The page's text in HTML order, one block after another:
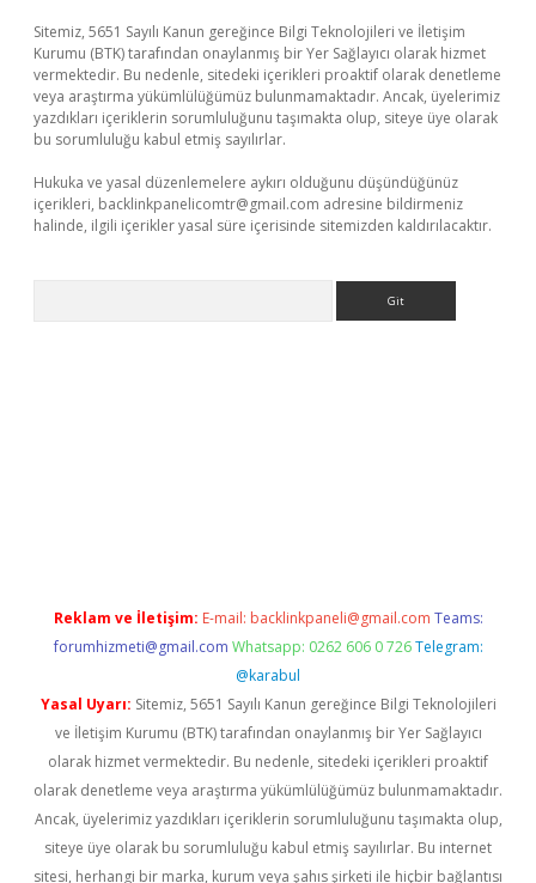
Sitemiz, 5651 Sayılı Kanun gereğince Bilgi Teknolojileri ve İletişim
Kurumu (BTK) tarafından onaylanmış bir Yer Sağlayıcı olarak hizmet
vermektedir. Bu nedenle, sitedeki içerikleri proaktif olarak denetleme
veya araştırma yükümlülüğümüz bulunmamaktadır. Ancak, üyelerimiz
yazdıkları içeriklerin sorumluluğunu taşımakta olup, siteye üye olarak
bu sorumluluğu kabul etmiş sayılırlar.
Hukuka ve yasal düzenlemelere aykırı olduğunu düşündüğünüz
içerikleri, backlinkpanelicomtr@gmail.com adresine bildirmeniz
halinde, ilgili içerikler yasal süre içerisinde sitemizden kaldırılacaktır.
Reklam ve İletişim: E-mail: backlinkpaneli@gmail.com Teams:
forumhizmeti@gmail.com Whatsapp: 0262 606 0 726 Telegram:
@karabul
Yasal Uyarı: Sitemiz, 5651 Sayılı Kanun gereğince Bilgi Teknolojileri
ve İletişim Kurumu (BTK) tarafından onaylanmış bir Yer Sağlayıcı
olarak hizmet vermektedir. Bu nedenle, sitedeki içerikleri proaktif
olarak denetleme veya araştırma yükümlülüğümüz bulunmamaktadır.
Ancak, üyelerimiz yazdıkları içeriklerin sorumluluğunu taşımakta olup,
siteye üye olarak bu sorumluluğu kabul etmiş sayılırlar. Bu internet
sitesi, herhangi bir marka, kurum veya şahıs şirketi ile hiçbir bağlantısı